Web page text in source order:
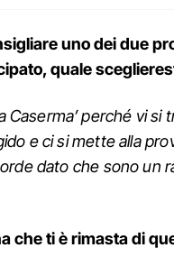
uno dei due
quale
Caserma’ perché vi si
e ci si mette alla
dato che sono un
che ti è rimasta di